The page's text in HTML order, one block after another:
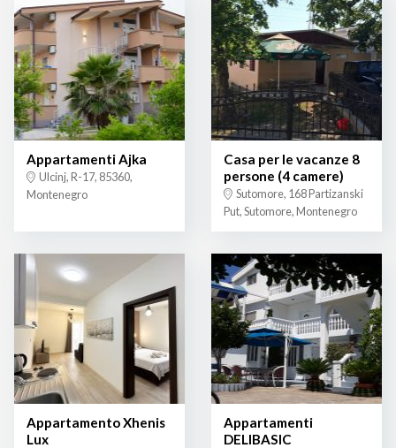
Appartamenti Ajka
Ulcinj, R-17, 85360,
Montenegro
Casa per le vacanze 8
persone (4 camere)
Sutomore, 168 Partizanski
Put, Sutomore, Montenegro
Appartamento Xhenis
Lux
Appartamenti
DELIBASIC